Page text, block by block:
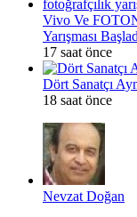
Vivo Ve
Yarışması
17 saat önce
Dört Sanatçı
18 saat önce
Nevzat Doğan